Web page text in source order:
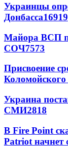
Украинцы
Донбасса16919
Майора ВСП
СОЧ7573
Присвоение
Коломойского
Украина
СМИ2818
В Fire Point
Patriot начнет